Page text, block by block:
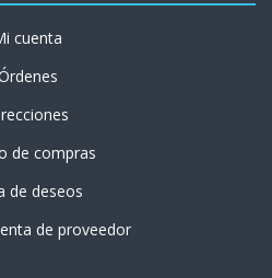
cuenta
de compras
de deseos
de proveedor